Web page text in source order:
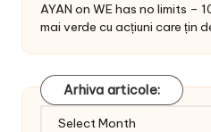
AYAN on WE has no limits –
mai verde cu acțiuni care țin
Arhiva articole: